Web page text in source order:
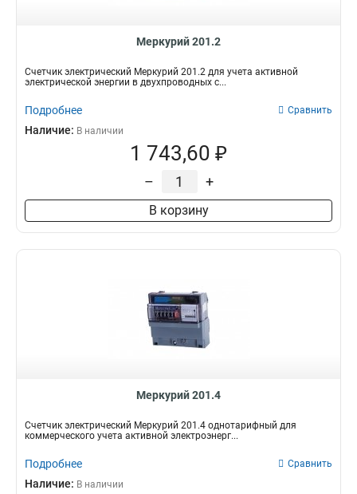
Меркурий 201.2
Счетчик электрический Меркурий 201.2 для учета активной
электрической энергии в двухпроводных с...
Подробнее Сравнить
Наличие: В наличии
1 743,60 ₽
– +
В корзину
Меркурий 201.4
Счетчик электрический Меркурий 201.4 однотарифный для
коммерческого учета активной электроэнерг...
Подробнее Сравнить
Наличие: В наличии